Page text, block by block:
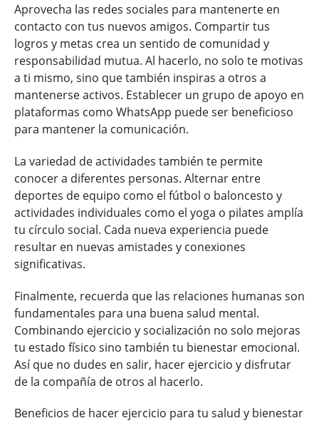
Aprovecha las redes sociales para mantenerte en
contacto con tus nuevos amigos. Compartir tus
logros y metas crea un sentido de comunidad y
responsabilidad mutua. Al hacerlo, no solo te motivas
a ti mismo, sino que también inspiras a otros a
mantenerse activos. Establecer un grupo de apoyo en
plataformas como WhatsApp puede ser beneficioso
para mantener la comunicación.
La variedad de actividades también te permite
conocer a diferentes personas. Alternar entre
deportes de equipo como el fútbol o baloncesto y
actividades individuales como el yoga o pilates amplía
tu círculo social. Cada nueva experiencia puede
resultar en nuevas amistades y conexiones
significativas.
Finalmente, recuerda que las relaciones humanas son
fundamentales para una buena salud mental.
Combinando ejercicio y socialización no solo mejoras
tu estado físico sino también tu bienestar emocional.
Así que no dudes en salir, hacer ejercicio y disfrutar
de la compañía de otros al hacerlo.
Beneficios de hacer ejercicio para tu salud y bienestar